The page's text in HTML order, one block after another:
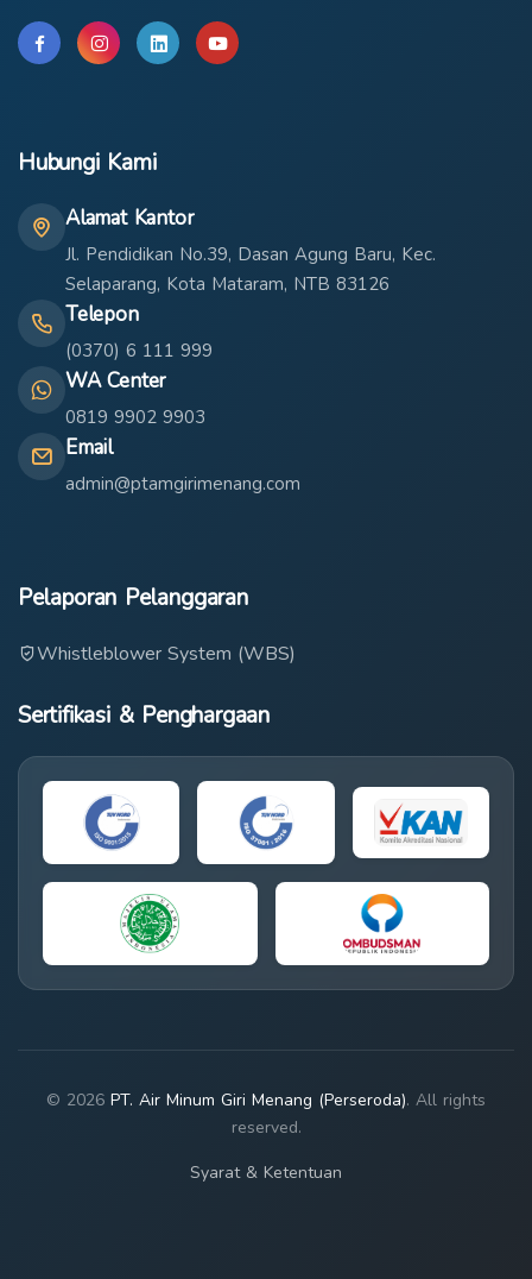
Hubungi Kami
Alamat Kantor
Jl. Pendidikan No.39, Dasan Agung Baru, Kec.
Selaparang, Kota Mataram, NTB 83126
Telepon
(0370) 6 111 999
WA Center
0819 9902 9903
Email
admin@ptamgirimenang.com
Pelaporan Pelanggaran
Whistleblower System (WBS)
Sertifikasi & Penghargaan
© 2026 PT. Air Minum Giri Menang (Perseroda). All rights
reserved.
Syarat & Ketentuan